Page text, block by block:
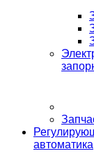
автоматика